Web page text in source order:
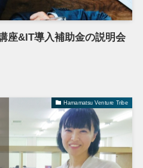
座&IT導入補助金の説明会
Hamamatsu Venture Tribe